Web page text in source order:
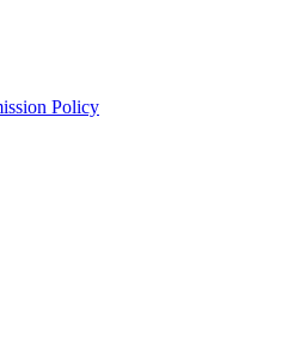
Policy